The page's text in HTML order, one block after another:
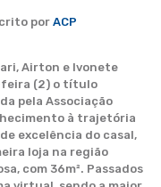
por ACP
Airton e Ivonete
feira (2) o título
pela Associação
à trajetória
excelência do casal,
loja na região
com 36m². Passados